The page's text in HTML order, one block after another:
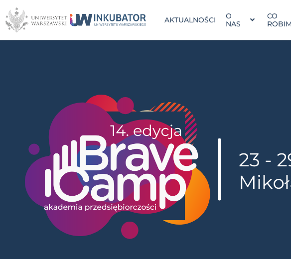
AKTUALNOŚCI
O
NAS
CO